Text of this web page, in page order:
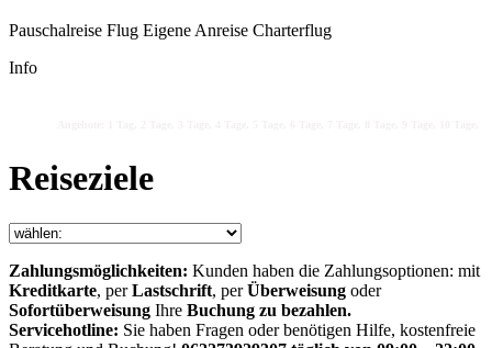
Pauschalreise Flug Eigene Anreise Charterflug
Info
Reiseziele
Zahlungsmöglichkeiten: Kunden haben die Zahlungsoptionen: mit
Kreditkarte, perLastschrift, perÜberweisung oder
Sofortüberweisung Ihre Buchung zu bezahlen.
Servicehotline: Sie haben Fragen oder benötigen Hilfe, kostenfreie